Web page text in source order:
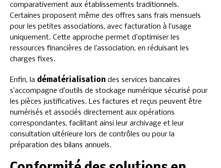
comparativement aux établissements traditionnels.
Certaines proposent même des offres sans frais mensuels
pour les petites associations, avec facturation à l’usage
uniquement. Cette approche permet d’optimiser les
ressources financières de l’association, en réduisant les
charges fixes.
Enfin, la dématérialisation des services bancaires
s’accompagne d’outils de stockage numérique sécurisé pour
les pièces justificatives. Les factures et reçus peuvent être
numérisés et associés directement aux opérations
correspondantes, facilitant ainsi leur archivage et leur
consultation ultérieure lors de contrôles ou pour la
préparation des bilans annuels.